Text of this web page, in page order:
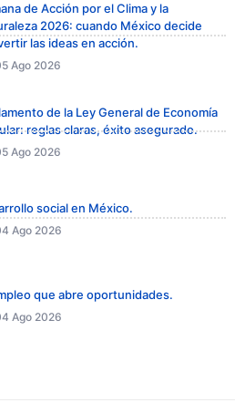
de Acción por el Clima y la
2026: cuando México decide
las ideas en acción.
Ago 2026
de la Ley General de Economía
reglas claras, éxito asegurado.
Ago 2026
social en México.
Ago 2026
que abre oportunidades.
Ago 2026